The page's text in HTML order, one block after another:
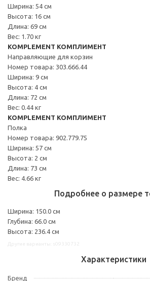
Ширина: 54 см
Высота: 16 см
Длина: 69 см
Вес: 1.70 кг
KOMPLEMENT КОМПЛИМЕНТ
Направляющие для корзин
Номер товара: 303.666.44
Ширина: 9 см
Высота: 4 см
Длина: 72 см
Вес: 0.44 кг
KOMPLEMENT КОМПЛИМЕНТ
Полка
Номер товара: 902.779.75
Ширина: 57 см
Высота: 2 см
Длина: 73 см
Вес: 4.66 кг
Подробнее о размере
Ширина: 150.0 см
Глубина: 66.0 см
Высота: 236.4 см
Характеристики
Бренд